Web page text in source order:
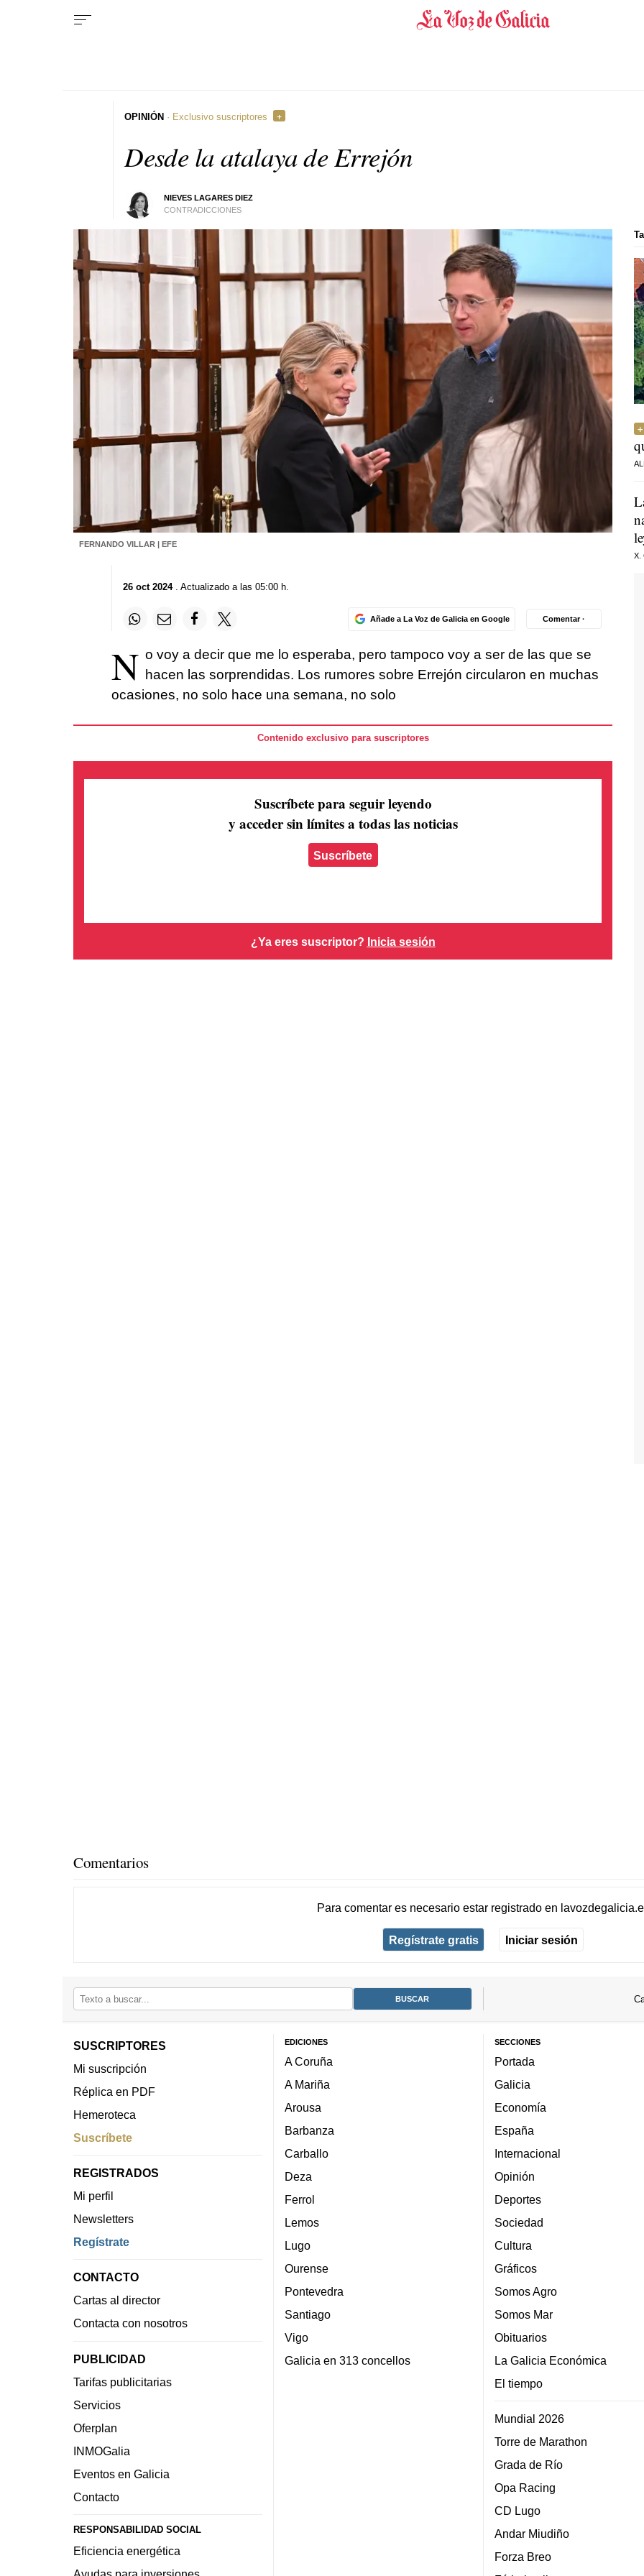
Desde la atalaya de Errejón
NIEVES LAGARES DIEZ
CONTRADICCIONES
OPINIÓN · Exclusivo suscriptores
FERNANDO VILLAR | EFE
26 oct 2024. Actualizado a las 05:00 h.
Añade a La Voz de Galicia en Google Comentar ·
N o voy a decir que me lo esperaba, pero tampoco voy a ser de las que se
hacen las sorprendidas. Los rumores sobre Errejón circularon en muchas
ocasiones, no solo hace una semana, no solo
Contenido exclusivo para suscriptores
Suscríbete para seguir leyendo
y acceder sin límites a todas las noticias
Suscríbete
¿Ya eres suscriptor? Inicia sesión
X.
Comentarios
Para comentar es necesario estar registradoen
Regístrate gratis Iniciar sesión
SUSCRIPTORES
Mi suscripción
Réplica en PDF
Hemeroteca
Suscríbete
REGISTRADOS
Mi perfil
Newsletters
Regístrate
CONTACTO
Cartas al director
Contacta con nosotros
PUBLICIDAD
Tarifas publicitarias
Servicios
Oferplan
INMOGalia
Eventos en Galicia
Contacto
RESPONSABILIDAD SOCIAL
Eficiencia energética
EDICIONES
A Coruña
A Mariña
Arousa
Barbanza
Carballo
Deza
Ferrol
Lemos
Lugo
Ourense
Pontevedra
Santiago
Vigo
Galicia en 313 concellos
SECCIONES
Portada
Galicia
Economía
España
Internacional
Opinión
Deportes
Sociedad
Cultura
Gráficos
Somos Agro
Somos Mar
Obituarios
La Galicia Económica
El tiempo
Mundial 2026
Torre de Marathon
Grada de Río
Opa Racing
CD Lugo
Andar Miudiño
Forza Breo